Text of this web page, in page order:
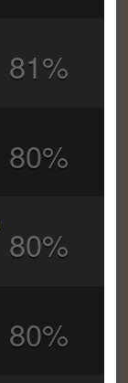
81%
80%
80%
80%